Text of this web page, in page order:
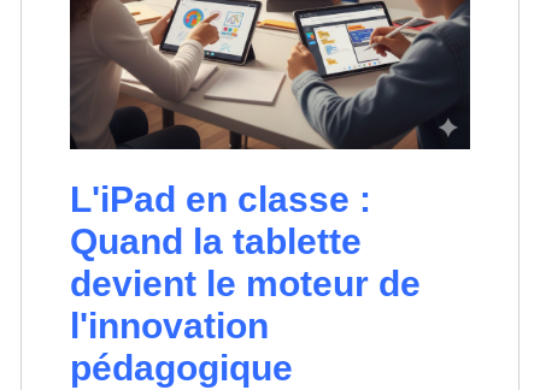
L'iPad en classe :
Quand la tablette
devient le moteur de
l'innovation
pédagogique